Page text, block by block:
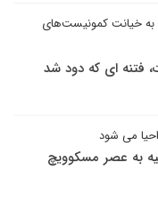
به خیانت کمونیست‌های
فتنه ای که دود شد
می شود
به عصر مسکوویچ